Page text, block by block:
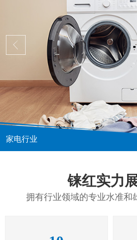
家电行业
铼红实力
拥有行业领域的专业水准和